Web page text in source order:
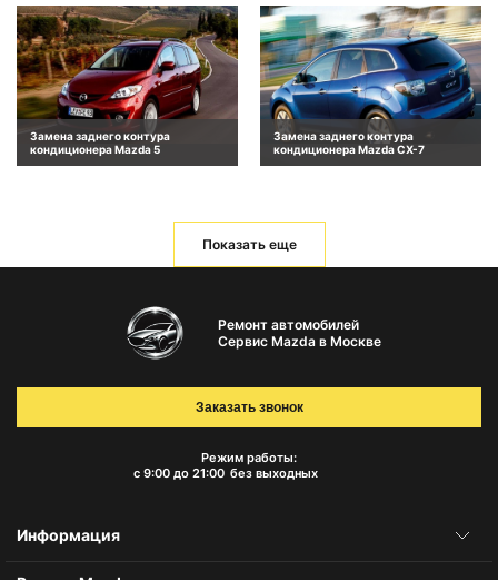
Замена заднего контура
кондиционера Mazda 5
Замена заднего контура
кондиционера Mazda CX-7
Показать еще
Ремонт автомобилей
Сервис Mazda в Москве
Режим работы:
с 9:00 до 21:00 без выходных
Заказать звонок
Информация